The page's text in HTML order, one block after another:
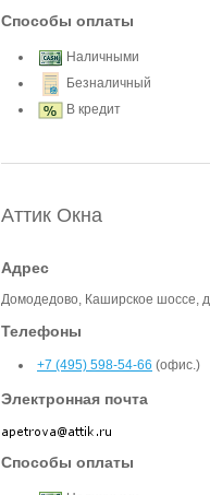
Способы оплаты
Наличными
Безналичный
В кредит
Аттик Окна
Адрес
Домодедово, Каширское шоссе,
Телефоны
+7 (495) 598-54-66 (офис.)
Электронная почта
Способы оплаты